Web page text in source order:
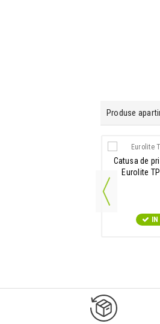
Produse
Catusa de
Eurolite